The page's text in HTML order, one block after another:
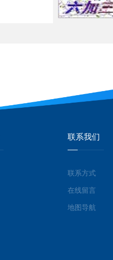
联系我们
联系方式
在线留言
地图导航